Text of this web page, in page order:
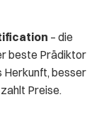
– die
beste Prädiktor
Herkunft, besser
Preise.